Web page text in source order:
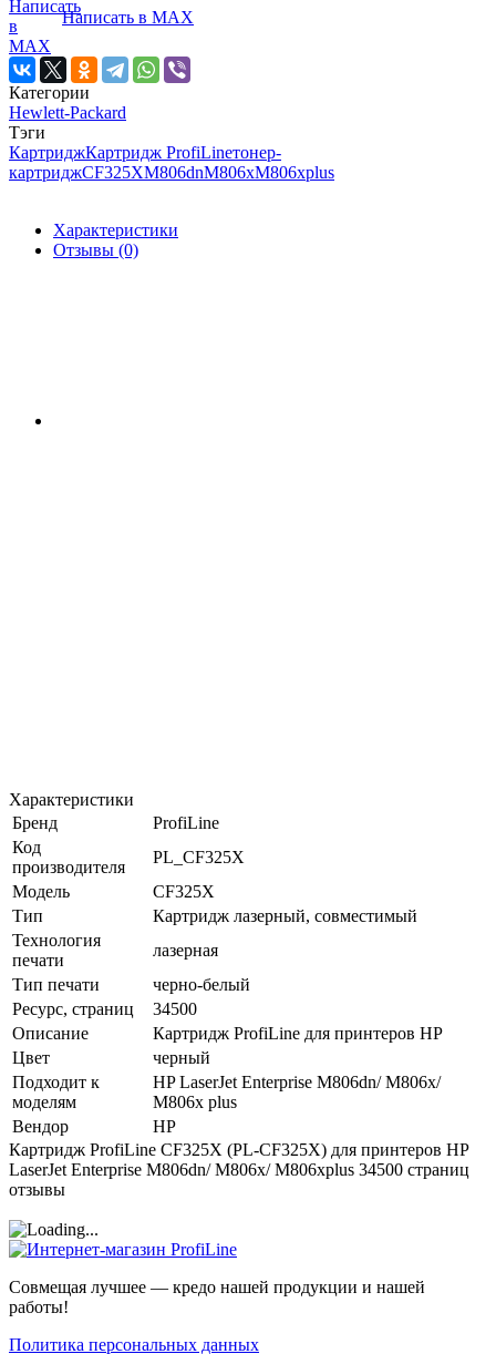
Написать в MAX
Категории
Hewlett-Packard
Тэги
КартриджКартридж ProfiLineтонер-
картриджCF325XM806dnM806xM806xplus
Характеристики
Отзывы (0)
Характеристики
Бренд
ProfiLine
Код
производителя
PL_CF325X
Модель
CF325X
Тип
Картридж лазерный, совместимый
Технология
печати
лазерная
Тип печати
черно-белый
Ресурс, страниц
34500
Описание
Картридж ProfiLine для принтеров HP
Цвет
черный
Подходит к
моделям
HP LaserJet Enterprise M806dn/ M806x/
M806x plus
Вендор
HP
Картридж ProfiLine CF325X (PL-CF325X) для принтеров HP
LaserJet Enterprise M806dn/ M806x/ M806xplus 34500 страниц
отзывы
Совмещая лучшее — кредо нашей продукции и нашей
работы!
Политика персональных данных